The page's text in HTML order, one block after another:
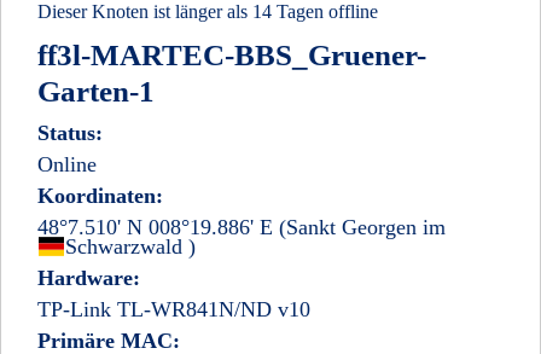
Dieser Knoten ist länger als 14 Tagen offline
ff3l-MARTEC-BBS_Gruener-
Garten-1
Status:
Online
Koordinaten:
48°7.510' N 008°19.886' E (Sankt Georgen im
Schwarzwald
Deutschland
)
Hardware:
TP-Link TL-WR841N/ND v10
Primäre MAC: